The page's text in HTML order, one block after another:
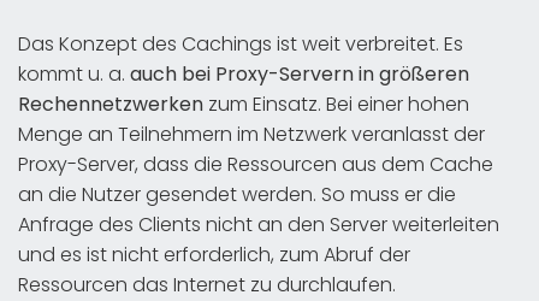
Das Konzept des Cachings ist weit verbreitet. Es
kommt u. a. auch bei Proxy-Servern in größeren
Rechennetzwerken zum Einsatz. Bei einer hohen
Menge an Teilnehmern im Netzwerk veranlasst der
Proxy-Server, dass die Ressourcen aus dem Cache
an die Nutzer gesendet werden. So muss er die
Anfrage des Clients nicht an den Server weiterleiten
und es ist nicht erforderlich, zum Abruf der
Ressourcen das Internet zu durchlaufen.